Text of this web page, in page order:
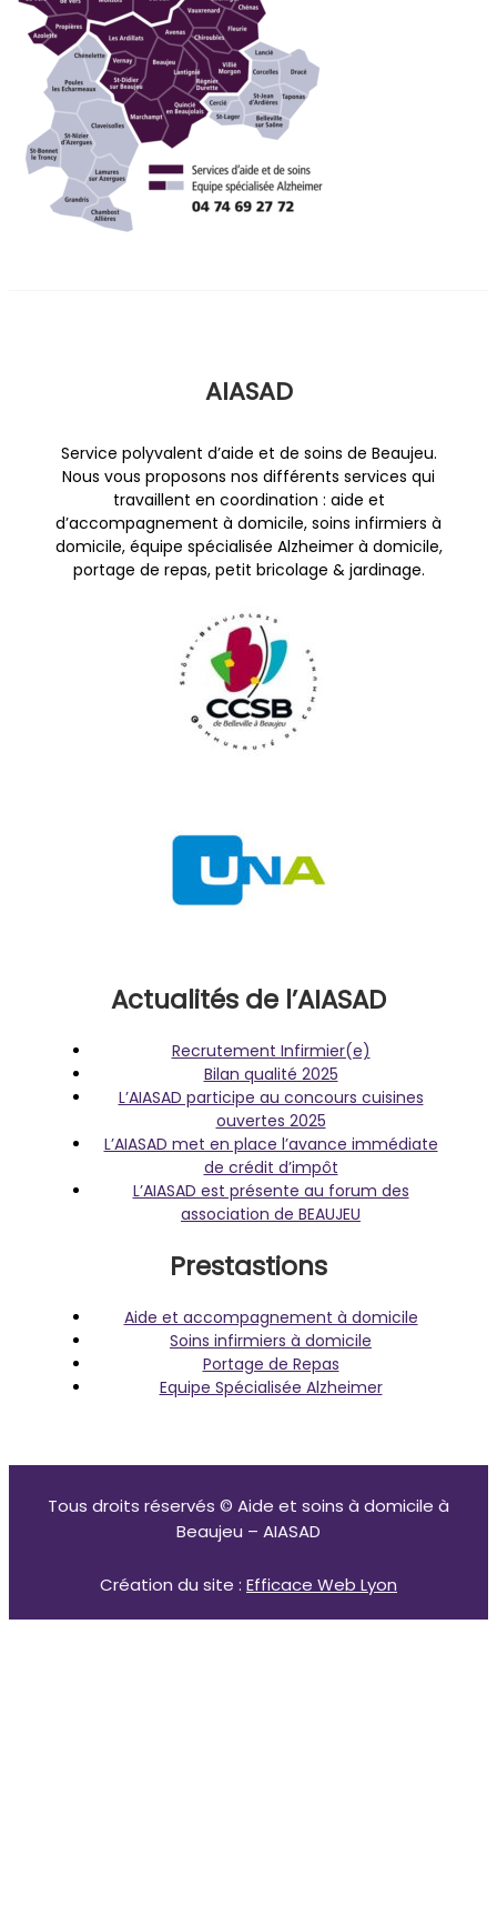
AIASAD
Service polyvalent d’aide et de soins de Beaujeu.
Nous vous proposons nos différents services qui
travaillent en coordination : aide et
d’accompagnement à domicile, soins infirmiers à
domicile, équipe spécialisée Alzheimer à domicile,
portage de repas, petit bricolage & jardinage.
Actualités de l’AIASAD
Recrutement Infirmier(e)
Bilan qualité 2025
L’AIASAD participe au concours cuisines
ouvertes 2025
L’AIASAD met en place l’avance immédiate
de crédit d’impôt
L’AIASAD est présente au forum des
association de BEAUJEU
Prestastions
Aide et accompagnement à domicile
Soins infirmiers à domicile
Portage de Repas
Equipe Spécialisée Alzheimer
Tous droits réservés © Aide et soins à domicile à
Beaujeu – AIASAD
Création du site : Efficace Web Lyon